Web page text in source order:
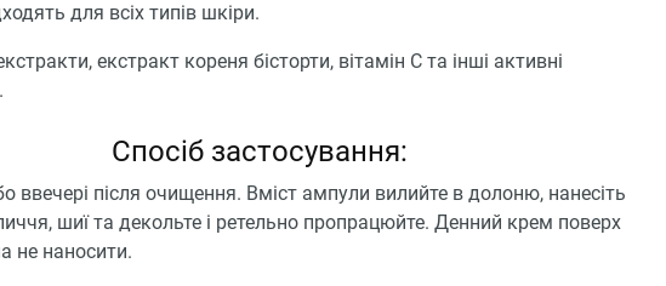
для всіх типів шкіри.
екстракт кореня бісторти, вітамін С та інші активні
Спосіб застосування:
ввечері після очищення. Вміст ампули вилийте в долоню, нанесіть
шиї та декольте і ретельно пропрацюйте. Денний крем поверх
не наносити.